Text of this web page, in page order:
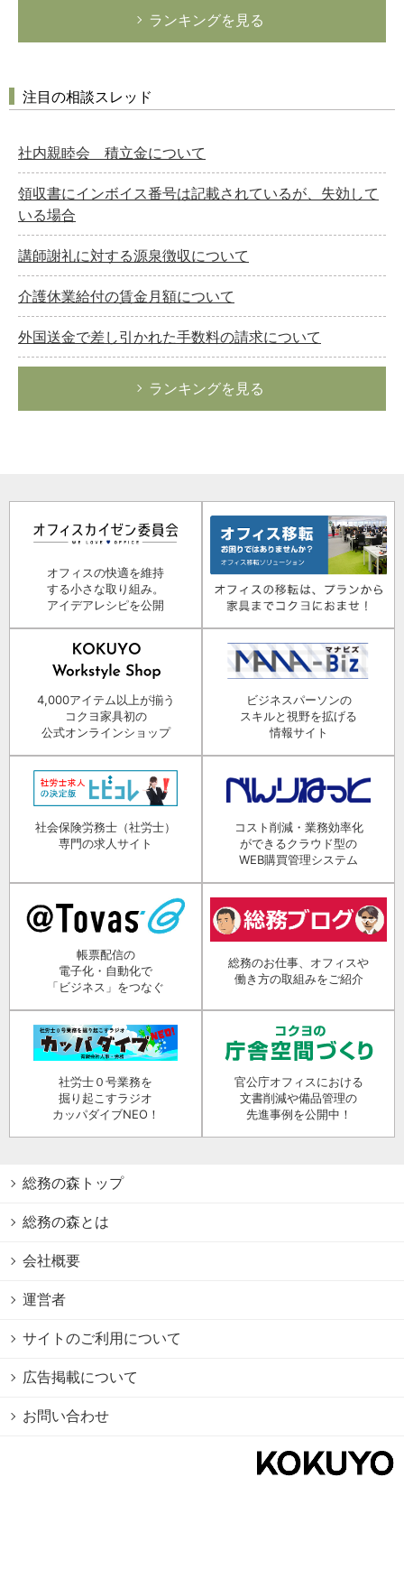
ランキングを見る
注目の相談スレッド
社内親睦会 積立金について
領収書にインボイス番号は記載されているが、失効して
いる場合
講師謝礼に対する源泉徴収について
介護休業給付の賃金月額について
外国送金で差し引かれた手数料の請求について
ランキングを見る
オフィスの快適を維持
する小さな取り組み。
アイデアレシピを公開
4,000アイテム以上が揃う
コクヨ家具初の
公式オンラインショップ
ビジネスパーソンの
スキルと視野を拡げる
情報サイト
社会保険労務士（社労士）
専門の求人サイト
コスト削減・業務効率化
ができるクラウド型の
WEB購買管理システム
帳票配信の
電子化・自動化で
「ビジネス」をつなぐ
総務のお仕事、オフィスや
働き方の取組みをご紹介
社労士０号業務を
掘り起こすラジオ
カッパダイブNEO！
官公庁オフィスにおける
文書削減や備品管理の
先進事例を公開中！
総務の森トップ
総務の森とは
会社概要
運営者
サイトのご利用について
広告掲載について
お問い合わせ